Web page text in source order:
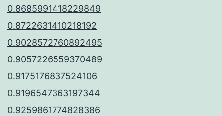
0.8685991418229849
0.8722631410218192
0.9028572760892495
0.9057226559370489
0.9175176837524106
0.9196547363197344
0.9259861774828386